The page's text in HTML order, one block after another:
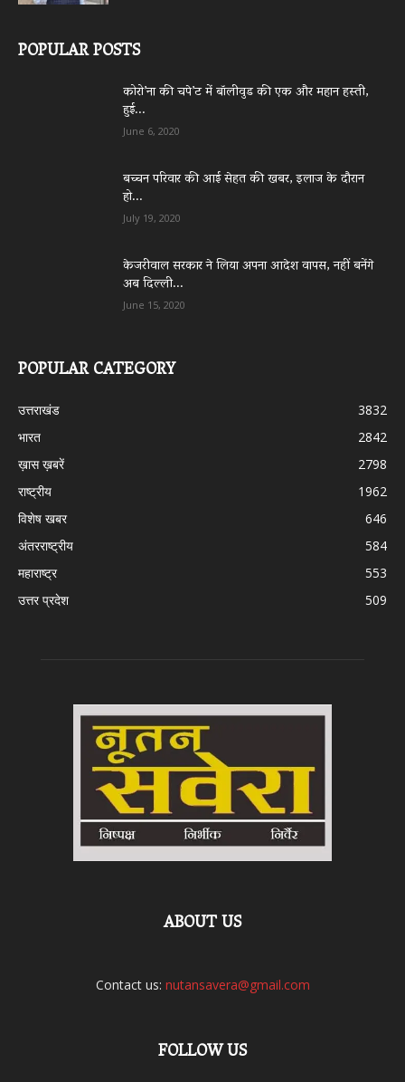
POPULAR POSTS
कोरो’ना की चपे’ट में बॉलीवुड की एक और महान हस्ती,
हुई...
June 6, 2020
बच्चन परिवार की आई सेहत की खबर, इलाज के दौरान
हो...
July 19, 2020
केजरीवाल सरकार ने लिया अपना आदेश वापस, नहीं बनेंगे
अब दिल्ली...
June 15, 2020
POPULAR CATEGORY
उत्तराखंड
3832
भारत
2842
ख़ास ख़बरें
2798
राष्ट्रीय
1962
विशेष खबर
646
अंतरराष्ट्रीय
584
महाराष्ट्र
553
उत्तर प्रदेश
509
ABOUT US
Contact us: nutansavera@gmail.com
FOLLOW US